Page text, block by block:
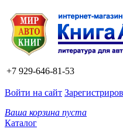
+7 929-646-81-53
Войти на сайт
Ваша корзина пуста
Каталог